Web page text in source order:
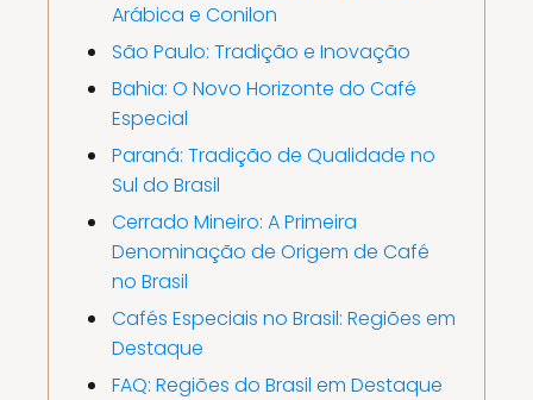
Arábica e Conilon
São Paulo: Tradição e Inovação
Bahia: O Novo Horizonte do Café
Especial
Paraná: Tradição de Qualidade no
Sul do Brasil
Cerrado Mineiro: A Primeira
Denominação de Origem de Café
no Brasil
Cafés Especiais no Brasil: Regiões em
Destaque
FAQ: Regiões do Brasil em Destaque